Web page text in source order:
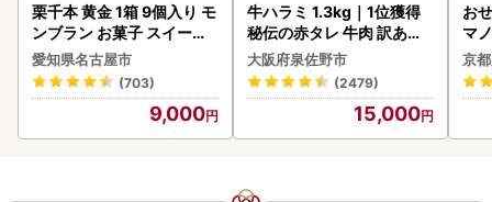
栗千本 黄金 1箱 9個入り モ
ンブラン お菓子 スイーツ
デザート モンブラン 人気
愛知県名古屋市
(703)
9,000
牛ハラミ 1.3kg｜1位獲得
秘伝の赤タレ 牛肉 訳あり
焼肉 BBQ
大阪府泉佐野市
(2479)
15,000
お
マ
京